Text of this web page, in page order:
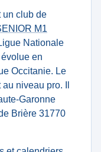
un club de
M1
Nationale
évolue en
Occitanie. Le
niveau pro. Il
Garonne
Brière 31770